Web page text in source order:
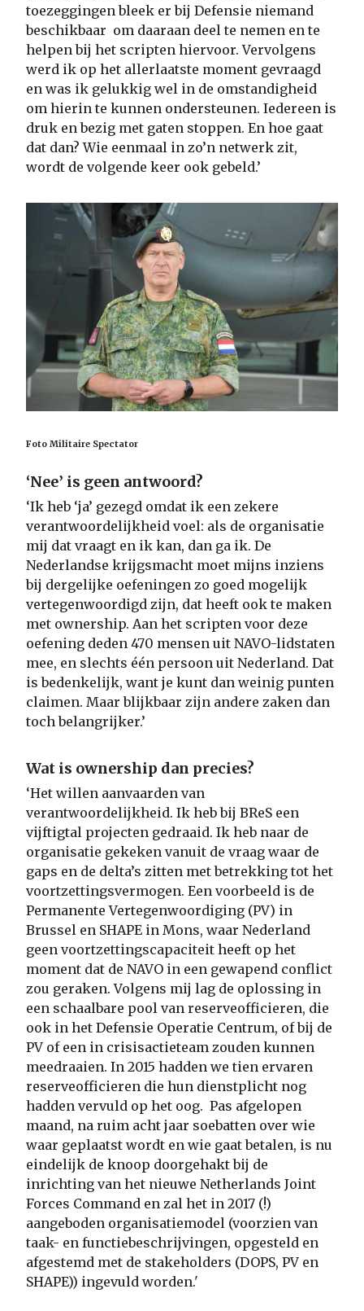
toezeggingen bleek er bij Defensie niemand
beschikbaar om daaraan deel te nemen en te
helpen bij het scripten hiervoor. Vervolgens
werd ik op het allerlaatste moment gevraagd
en was ik gelukkig wel in de omstandigheid
om hierin te kunnen ondersteunen. Iedereen is
druk en bezig met gaten stoppen. En hoe gaat
dat dan? Wie eenmaal in zo’n netwerk zit,
wordt de volgende keer ook gebeld.’
Foto Militaire Spectator
‘Nee’ is geen antwoord?
‘Ik heb ‘ja’ gezegd omdat ik een zekere
verantwoordelijkheid voel: als de organisatie
mij dat vraagt en ik kan, dan ga ik. De
Nederlandse krijgsmacht moet mijns inziens
bij dergelijke oefeningen zo goed mogelijk
vertegenwoordigd zijn, dat heeft ook te maken
met ownership. Aan het scripten voor deze
oefening deden 470 mensen uit NAVO-lidstaten
mee, en slechts één persoon uit Nederland. Dat
is bedenkelijk, want je kunt dan weinig punten
claimen. Maar blijkbaar zijn andere zaken dan
toch belangrijker.’
Wat is ownership dan precies?
‘Het willen aanvaarden van
verantwoordelijkheid. Ik heb bij BReS een
vijftigtal projecten gedraaid. Ik heb naar de
organisatie gekeken vanuit de vraag waar de
gaps en de delta’s zitten met betrekking tot het
voortzettingsvermogen. Een voorbeeld is de
Permanente Vertegenwoordiging (PV) in
Brussel en SHAPE in Mons, waar Nederland
geen voortzettingscapaciteit heeft op het
moment dat de NAVO in een gewapend conflict
zou geraken. Volgens mij lag de oplossing in
een schaalbare pool van reserveofficieren, die
ook in het Defensie Operatie Centrum, of bij de
PV of een in crisisactieteam zouden kunnen
meedraaien. In 2015 hadden we tien ervaren
reserveofficieren die hun dienstplicht nog
hadden vervuld op het oog. Pas afgelopen
maand, na ruim acht jaar soebatten over wie
waar geplaatst wordt en wie gaat betalen, is nu
eindelijk de knoop doorgehakt bij de
inrichting van het nieuwe Netherlands Joint
Forces Command en zal het in 2017 (!)
aangeboden organisatiemodel (voorzien van
taak- en functiebeschrijvingen, opgesteld en
afgestemd met de stakeholders (DOPS, PV en
SHAPE)) ingevuld worden.'